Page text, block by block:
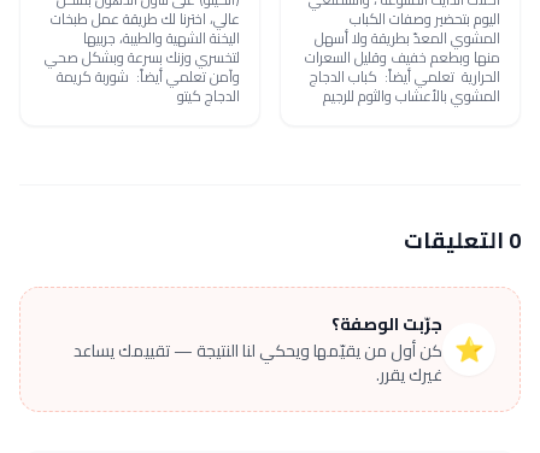
اليوم بتحضير وصفات الكباب
المشوي المعدّ بطريقة ولا أسهل
منها وبطعم خفيف وقليل السعرات
الحرارية تعلمي أيضاً: كباب الدجاج
المشوي بالأعشاب والثوم للرجيم
عالي، اخترنا لك طريقة عمل طبخات
اليخنة الشهية والطيبة، جربيها
لتخسري وزنك بسرعة وبشكل صحي
وآمن تعلمي أيضاً: شوربة كريمة
الدجاج كيتو
0 التعليقات
⭐
جرّبت الوصفة؟
كن أول من يقيّمها ويحكي لنا النتيجة — تقييمك يساعد
غيرك يقرر.